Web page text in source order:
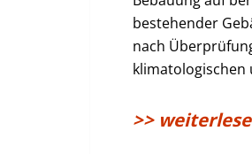
bestehender
nach
>>